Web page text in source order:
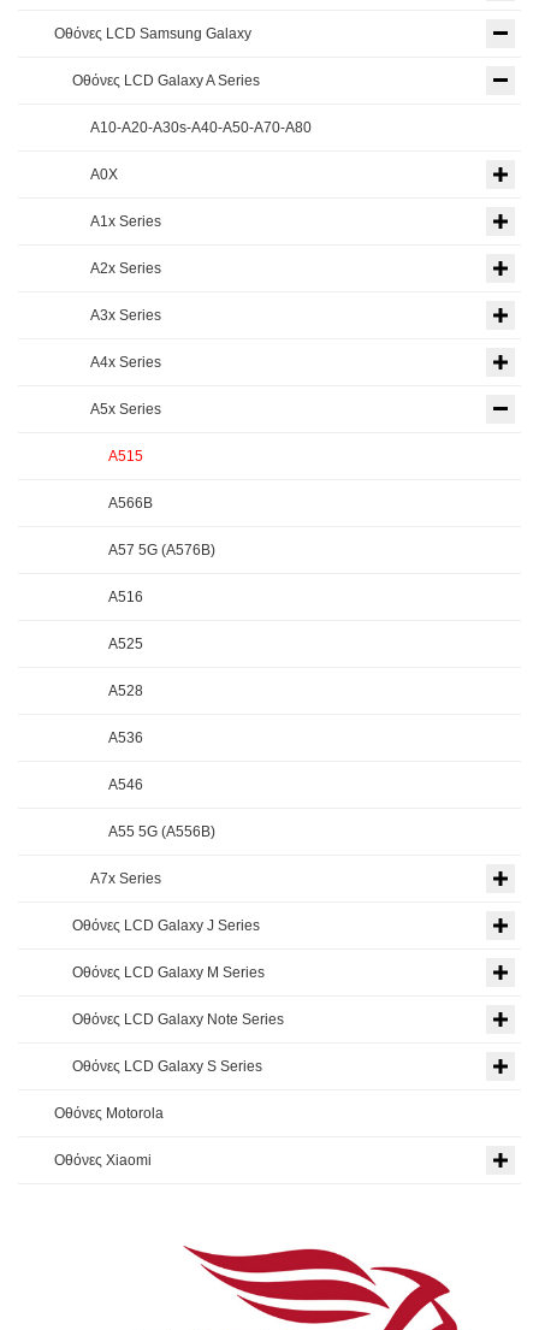
Οθόνες LCD Samsung Galaxy
Οθόνες LCD Galaxy A Series
A10-A20-A30s-A40-A50-A70-A80
A0X
A1x Series
A2x Series
A3x Series
A4x Series
A5x Series
A515
A566B
A57 5G (A576B)
A516
A525
A528
A536
A546
A55 5G (A556B)
A7x Series
Οθόνες LCD Galaxy J Series
Οθόνες LCD Galaxy M Series
Οθόνες LCD Galaxy Note Series
Οθόνες LCD Galaxy S Series
Οθόνες Motorola
Οθόνες Xiaomi